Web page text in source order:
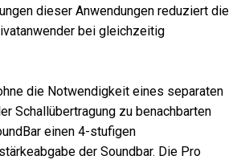
dieser Anwendungen reduziert die
bei gleichzeitig
die Notwendigkeit eines separaten
Schallübertragung zu benachbarten
einen 4-stufigen
der Soundbar. Die Pro